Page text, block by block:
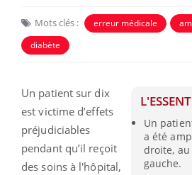
Mots clés : erreur médicale
diabète
Un
a été
droite,
gauche.
Un patient sur dix
est victime d’effets
préjudiciables
pendant qu’il reçoit
des soins à l'hôpital,